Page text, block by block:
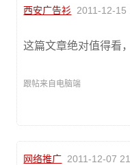
西安广告衫 2011-12-15
这篇文章绝对值得看
跟帖来自电脑端
网络推广 2011-12-07